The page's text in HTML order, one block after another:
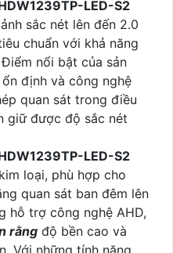
LED-S2
sắc nét lên đến 2.0
chuẩn với khả năng
nổi bật của sản
định và công nghệ
quan sát trong điều
giữ được độ sắc nét
LED-S2
loại, phù hợp cho
quan sát ban đêm lên
hỗ trợ công nghệ AHD,
rằng độ bền cao và
Với những tính năng